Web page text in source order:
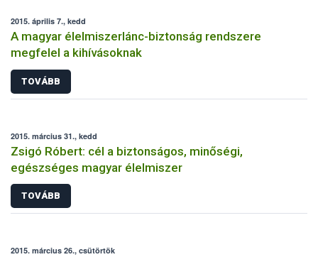
2015. április 7., kedd
A magyar élelmiszerlánc-biztonság rendszere
megfelel a kihívásoknak
TOVÁBB
2015. március 31., kedd
Zsigó Róbert: cél a biztonságos, minőségi,
egészséges magyar élelmiszer
TOVÁBB
2015. március 26., csütörtök